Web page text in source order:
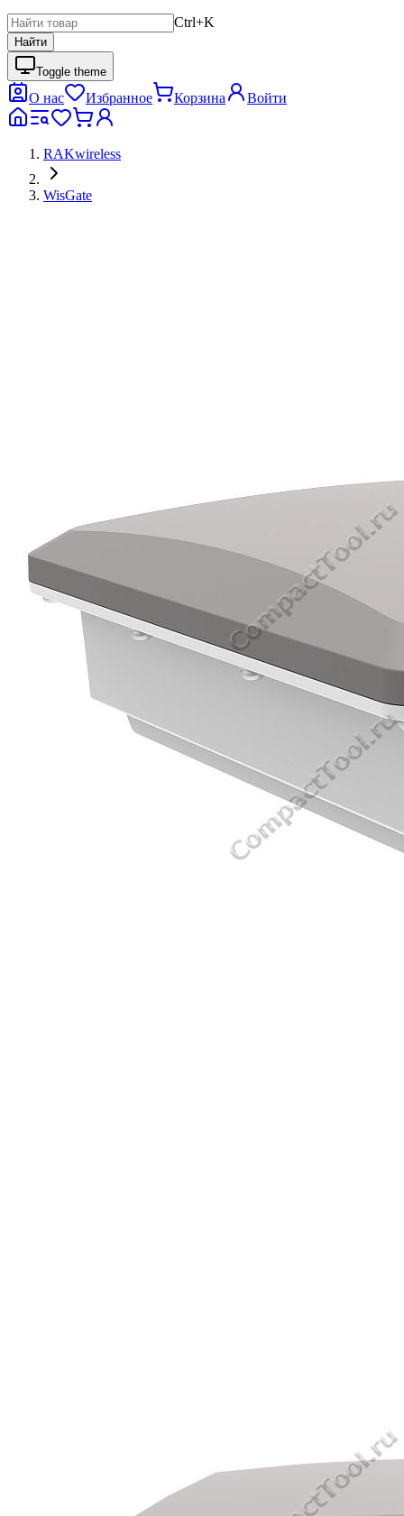
Ctrl+K
Найти
Toggle theme
О нас Избранное Корзина Войти
RAKwireless
WisGate